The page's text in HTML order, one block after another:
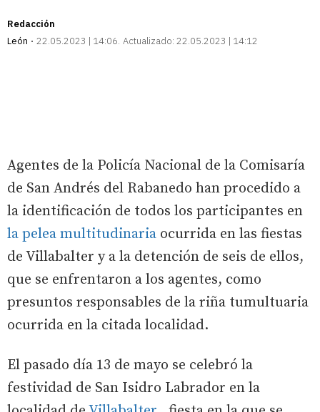
Redacción
León
22.05.2023 | 14:06 Actualizado: 22.05.2023 | 14:12
Agentes de la Policía Nacional de la Comisaría
de San Andrés del Rabanedo han procedido a
la identificación de todos los participantes en
la pelea multitudinaria ocurrida en las fiestas
de Villabalter y a la detención de seis de ellos,
que se enfrentaron a los agentes, como
presuntos responsables de la riña tumultuaria
ocurrida en la citada localidad.
El pasado día 13 de mayo se celebró la
festividad de San Isidro Labrador en la